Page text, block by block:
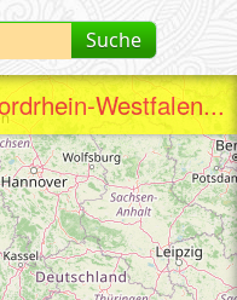
Suche
Westfalen...